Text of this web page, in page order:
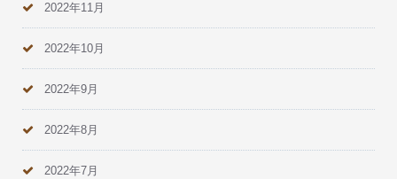
2022年11月
2022年10月
2022年9月
2022年8月
2022年7月